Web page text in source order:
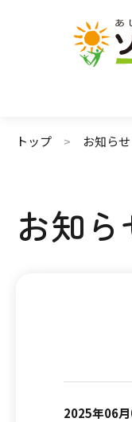
施設で暮
介護保険
トップ お知らせ
お知ら
2025年06